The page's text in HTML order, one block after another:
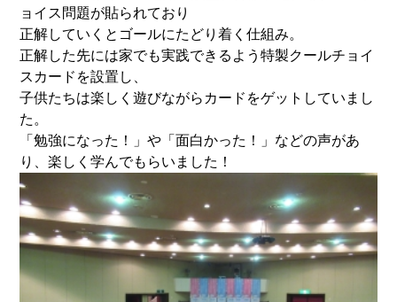
ョイス問題が貼られており
正解していくとゴールにたどり着く仕組み。
正解した先には家でも実践できるよう特製クールチョイ
スカードを設置し、
子供たちは楽しく遊びながらカードをゲットしていまし
た。
「勉強になった！」や「面白かった！」などの声があ
り、楽しく学んでもらいました！